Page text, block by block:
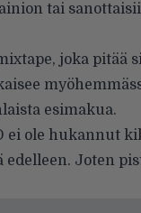
tai
joka pitää
esimakua.
ei ole hukannut
Joten